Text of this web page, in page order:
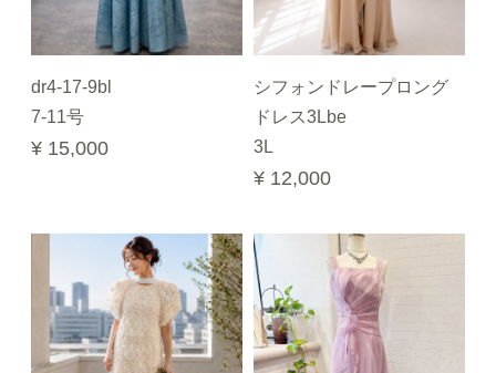
dr4-17-9bl
7-11号
¥ 15,000
シフォンドレープロング
ドレス3Lbe
3L
¥ 12,000